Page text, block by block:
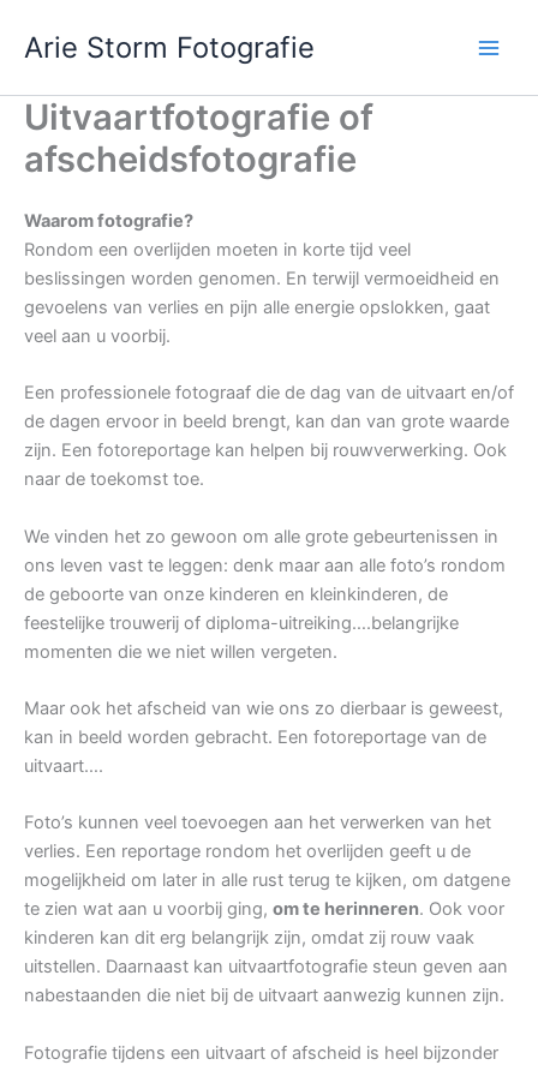
naar
inhoud
Arie Storm Fotografie
Uitvaartfotografie of
afscheidsfotografie
Waarom fotografie?
Rondom een overlijden moeten in korte tijd veel
beslissingen worden genomen. En terwijl vermoeidheid en
gevoelens van verlies en pijn alle energie opslokken, gaat
veel aan u voorbij.
Een professionele fotograaf die de dag van de uitvaart en/of
de dagen ervoor in beeld brengt, kan dan van grote waarde
zijn. Een fotoreportage kan helpen bij rouwverwerking. Ook
naar de toekomst toe.
We vinden het zo gewoon om alle grote gebeurtenissen in
ons leven vast te leggen: denk maar aan alle foto’s rondom
de geboorte van onze kinderen en kleinkinderen, de
feestelijke trouwerij of diploma-uitreiking….belangrijke
momenten die we niet willen vergeten.
Maar ook het afscheid van wie ons zo dierbaar is geweest,
kan in beeld worden gebracht. Een fotoreportage van de
uitvaart….
Foto’s kunnen veel toevoegen aan het verwerken van het
verlies. Een reportage rondom het overlijden geeft u de
mogelijkheid om later in alle rust terug te kijken, om datgene
te zien wat aan u voorbij ging, om te herinneren. Ook voor
kinderen kan dit erg belangrijk zijn, omdat zij rouw vaak
uitstellen. Daarnaast kan uitvaartfotografie steun geven aan
nabestaanden die niet bij de uitvaart aanwezig kunnen zijn.
Fotografie tijdens een uitvaart of afscheid is heel bijzonder